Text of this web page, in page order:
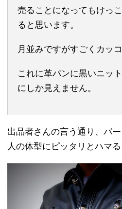
売ることになってもけっ
ると思います。
月並みですがすごくカッ
これに革パンに黒いニッ
にしか見えません。
出品者さんの言う通り、バ
人の体型にピッタリとハマる